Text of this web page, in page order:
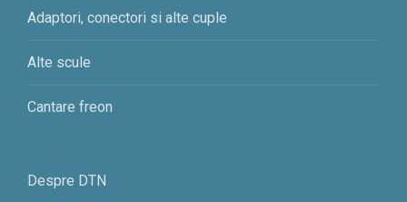
Adaptori, conectori si alte cuple
Alte scule
Cantare freon
Despre DTN